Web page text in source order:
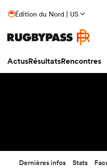
Édition du Nord | US
ActusRésultatsRencontres
Dernières infos Stats